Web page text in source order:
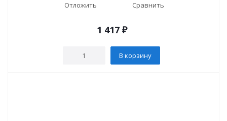
Отложить Сравнить
1 417₽
В корзину